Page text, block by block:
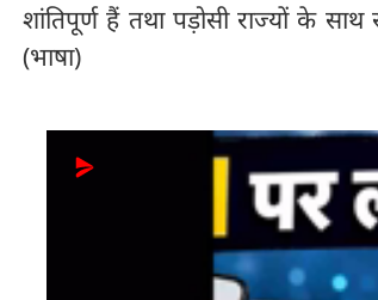
शांतिपूर्ण हैं तथा पड़ोसी राज्यों के
(भाषा)